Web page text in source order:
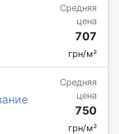
Средняя
цена
707
грн/м²
Средняя
цена
750
грн/м²